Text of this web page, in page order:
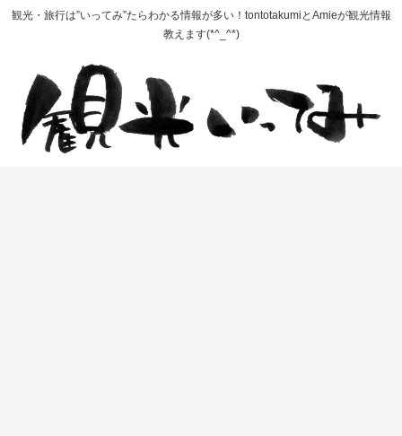
観光・旅行は”いってみ”たらわかる情報が多い！tontotakumiとAmieが観光情報
教えます(*^_^*)